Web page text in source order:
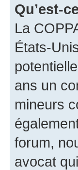
Qu’est-
La
États-
ans un
mineurs
forum,
avocat